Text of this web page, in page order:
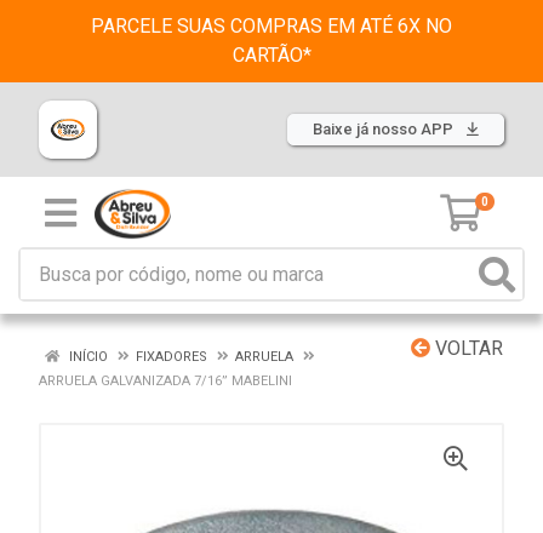
PARCELE SUAS COMPRAS EM ATÉ 6X NO
CARTÃO*
Baixe já nosso APP
0
VOLTAR
INÍCIO FIXADORES
ARRUELA
ARRUELA GALVANIZADA 7/16” MABELINI